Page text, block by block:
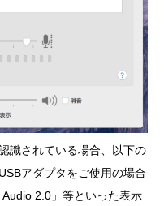
識されている場合、以下の
アダプタをご使用の場合
2.0」等といった表示